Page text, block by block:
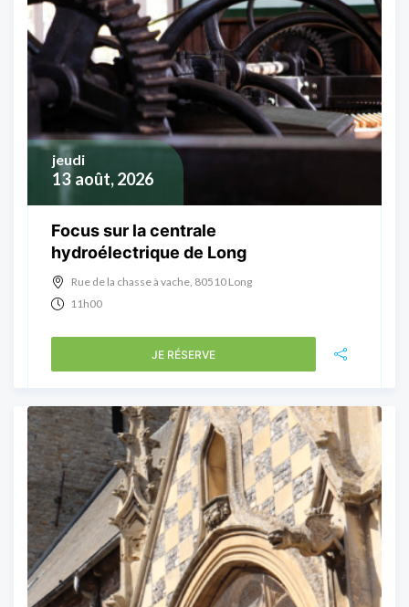
13 août, 2026
jeudi
Focus sur la centrale
hydroélectrique de Long
Rue de la chasse à vache, 80510 Long
11h00
JE RÉSERVE